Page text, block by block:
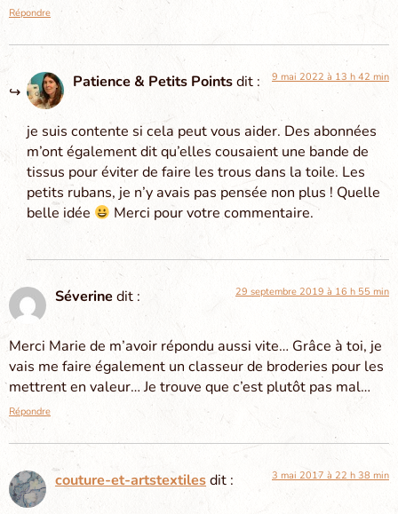
Répondre
Patience & Petits Pointsdit : 9 mai 2022 à 13 h 42 min
je suis contente si cela peut vous aider. Des abonnées
m’ont également dit qu’elles cousaient une bande de
tissus pour éviter de faire les trous dans la toile. Les
petits rubans, je n’y avais pas pensée non plus ! Quelle
belle idée
Merci pour votre commentaire.
Séverinedit : 29 septembre 2019 à 16 h 55 min
Merci Marie de m’avoir répondu aussi vite… Grâce à toi, je
vais me faire également un classeur de broderies pour les
mettrent en valeur… Je trouve que c’est plutôt pas mal…
Répondre
couture-et-artstextilesdit : 3 mai 2017 à 22 h 38 min